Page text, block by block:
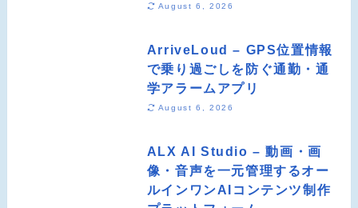
August 6, 2026
ArriveLoud – GPS位置情報
で乗り過ごしを防ぐ通勤・通
学アラームアプリ
August 6, 2026
ALX AI Studio – 動画・画
像・音声を一元管理するオー
ルインワンAIコンテンツ制作